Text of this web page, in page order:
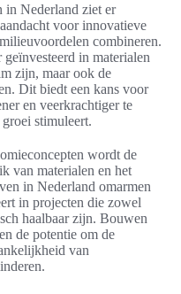
in Nederland ziet er
voor innovatieve
combineren.
in materialen
zijn, maar ook de
Dit biedt een kans voor
en veerkrachtiger te
stimuleert.
wordt de
van materialen en het
in Nederland omarmen
in projecten die zowel
haalbaar zijn. Bouwen
de potentie om de
van